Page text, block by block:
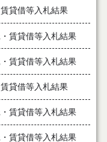
貸借等入札結果
賃貸借等入札結果
賃貸借等入札結果
貸借等入札結果
賃貸借等入札結果
賃貸借等入札結果